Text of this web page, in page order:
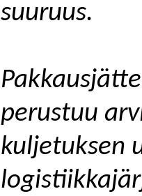
suuruus.
perustuu
kuljetuksen